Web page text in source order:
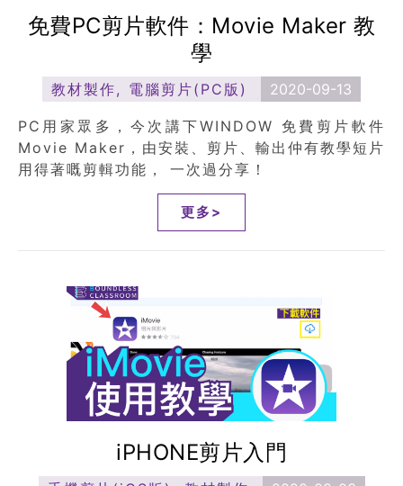
免費PC剪片軟件：Movie Maker 教
學
教材製作, 電腦剪片(PC版) 2020-09-13
PC用家眾多，今次講下WINDOW 免費剪片軟件
Movie Maker，由安裝、剪片、輸出仲有教學短片
用得著嘅剪輯功能， 一次過分享！
更多>
iPHONE剪片入門